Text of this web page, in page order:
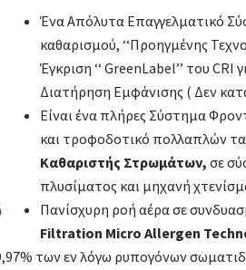
Ένα Απόλυτα Επαγγελματικό
καθαρισμού, ‘‘Προηγμένης
Έγκριση ‘‘ GreenLabel’’ του
Διατήρηση Εμφάνισης ( Δεν
Είναι ένα πλήρες Σύστημα
και τροφοδοτικό πολλαπλών
Καθαριστής Στρωμάτων, σε
πλυσίματος και μηχανή
Πανίσχυρη ροή αέρα σε
Filtration Micro Allergen
των εν λόγω ρυπογόνων